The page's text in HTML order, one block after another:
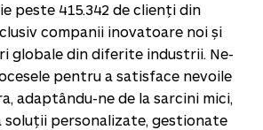
peste 415.342 de clienți din
companii inovatoare noi și
globale din diferite industrii. Ne-
pentru a satisface nevoile
adaptându-ne de la sarcini mici,
soluții personalizate, gestionate